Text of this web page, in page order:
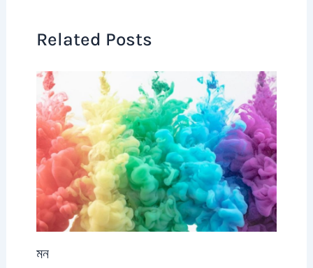
Related Posts
মন